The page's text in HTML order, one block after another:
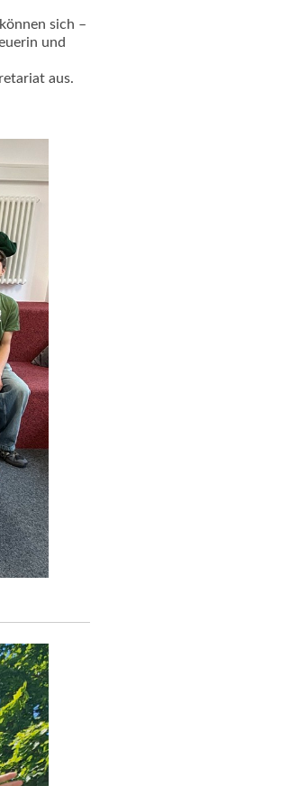
sich –
und
aus.